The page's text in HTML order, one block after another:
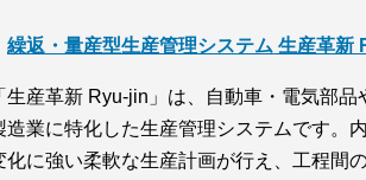
繰返・量産型生産管理システム 生産革
生産革新 Ryu-jin」は、自動車・電気部
造業に特化した生産管理システムです。
化に強い柔軟な生産計画が行え、工程間